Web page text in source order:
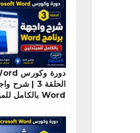
الحلقة 3 |
Word بالكامل للمبتدئين